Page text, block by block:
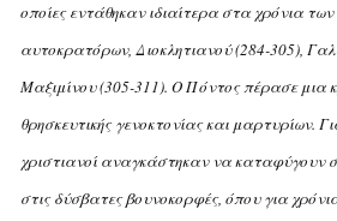
οποίες εντάθηκαν ιδιαίτερα στα χρόνια
αυτοκρατόρων, Διοκλητιανού (284-305),
Mαξιμίνου (305-311). O Πόντος πέρασε μια
θρησκευτικής γενοκτονίας και μαρτυρίων.
χριστιανοί αναγκάστηκαν να καταφύγουν
στις δύσβατες βουνοκορφές, όπου για